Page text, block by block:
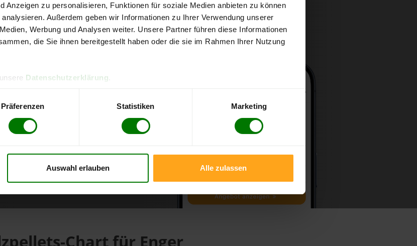
Anzeigen zu personalisieren, Funktionen für soziale Medien anbieten zu können
Außerdem geben wir Informationen zu Ihrer Verwendung unserer
Werbung und Analysen weiter. Unsere Partner führen diese Informationen
die Sie ihnen bereitgestellt haben oder die sie im Rahmen Ihrer Nutzung
Datenschutzerklärung
Präferenzen Statistiken Marketing
Auswahl erlauben Alle zulassen
bestellen
Stand
Chart für Enger